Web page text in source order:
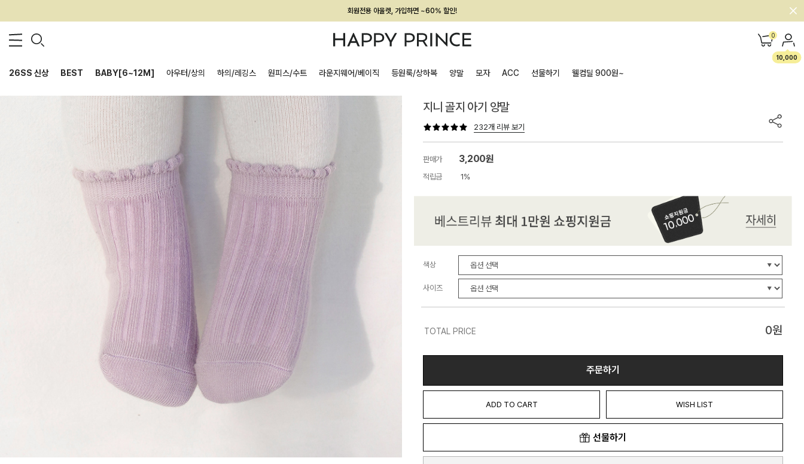
회원전용 아울렛, 가입하면 ~60% 할인!
멤버십 최대 28,000원 혜택 0
10,000
26SS 신상 BEST BABY[6~12M] 아우터/상의 하의/레깅스 원피스/수트 라운지웨어/베이직 등원룩/상하복 양말 모자 ACC 선물하기 웰컴딜 900원~
지니 골지 아기 양말
232개 리뷰 보기
판매가 3,200원
적립금 1%
색상
사이즈
TOTAL PRICE 0원
주문하기
ADD TO CART WISH LIST
선물하기